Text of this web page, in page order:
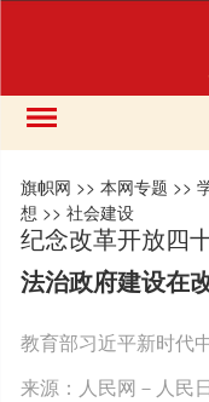
旗帜网 >>本网专题 >>
想 >>社会建设
纪念改革开放四
法治政府建设在
教育部习近平新时代
来源： 人民网－人民